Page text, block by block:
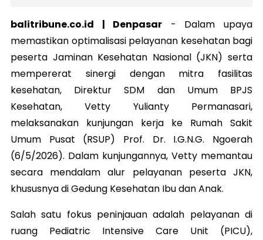
balitribune.co.id | Denpasar - Dalam upaya
memastikan optimalisasi pelayanan kesehatan bagi
peserta Jaminan Kesehatan Nasional (JKN) serta
mempererat sinergi dengan mitra fasilitas
kesehatan, Direktur SDM dan Umum BPJS
Kesehatan, Vetty Yulianty Permanasari,
melaksanakan kunjungan kerja ke Rumah Sakit
Umum Pusat (RSUP) Prof. Dr. I.G.N.G. Ngoerah
(6/5/2026). Dalam kunjungannya, Vetty memantau
secara mendalam alur pelayanan peserta JKN,
khususnya di Gedung Kesehatan Ibu dan Anak.
Salah satu fokus peninjauan adalah pelayanan di
ruang Pediatric Intensive Care Unit (PICU),